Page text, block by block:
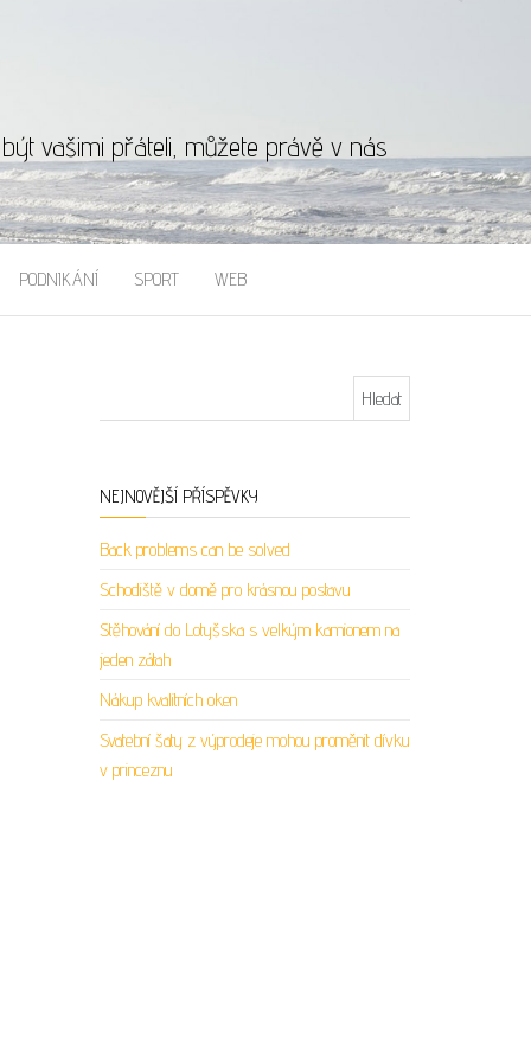
vašimi přáteli, můžete právě v nás
PODNIKÁNÍ SPORT WEB
NEJNOVĚJŠÍ PŘÍSPĚVKY
Back problems can be solved
Schodiště v domě pro krásnou postavu
Stěhování do Lotyšska s velkým kamionem na
jeden zátah
Nákup kvalitních oken
Svatební šaty z výprodeje mohou proměnit dívku
v princeznu